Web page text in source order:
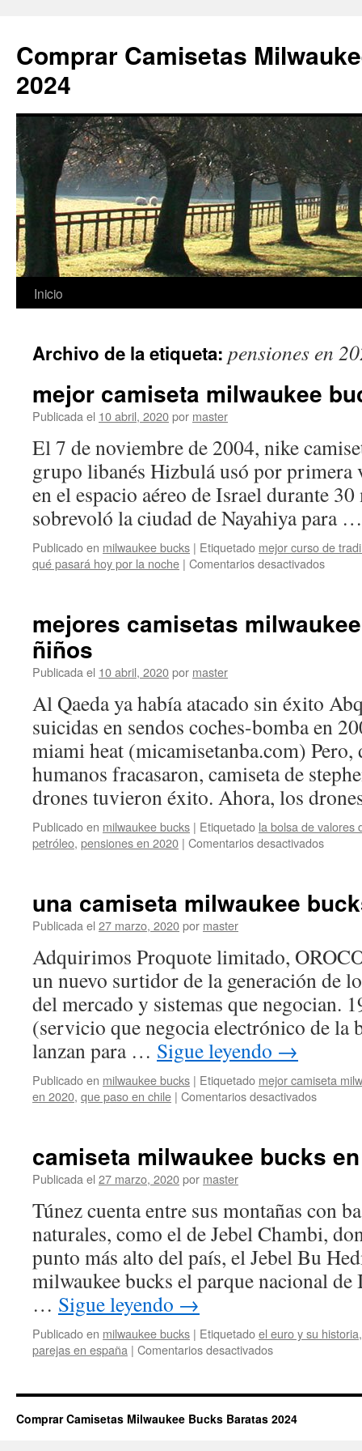
Comprar Camisetas
2024
Saltar
contenido
Inicio
Archivo de la etiqueta: pensiones en
mejor camiseta milwaukee
Publicada el 10 abril, 2020por master
El 7 de noviembre de 2004, nike
grupo libanés Hizbulá usó por primera
en el espacio aéreo de Israel durante
sobrevoló la ciudad de Nayahiya para
Publicado en milwaukee bucks | Etiquetado mejor curso de
qué pasará hoy por la noche | Comentarios desactivadosen
bucks
mejores camisetas
ñiños
Publicada el 10 abril, 2020por master
Al Qaeda ya había atacado sin éxito
suicidas en sendos coches-bomba en
miami heat (micamisetanba.com) Pero,
humanos fracasaron, camiseta de
drones tuvieron éxito. Ahora, los
Publicado en milwaukee bucks | Etiquetado la bolsa de valores
petróleo, pensiones en 2020 | Comentarios desactivadosen
bucks
una camiseta milwaukee
Publicada el 27 marzo, 2020por master
Adquirimos Proquote limitado,
un nuevo surtidor de la generación de
del mercado y sistemas que negocian.
(servicio que negocia electrónico de la
lanzan para … Sigue leyendo →
Publicado en milwaukee bucks | Etiquetado mejor camiseta
en 2020, que paso en chile | Comentarios desactivadosen
bucks
camiseta milwaukee bucks
Publicada el 27 marzo, 2020por master
Túnez cuenta entre sus montañas con
naturales, como el de Jebel Chambi,
punto más alto del país, el Jebel Bu
milwaukee bucks el parque nacional
… Sigue leyendo →
Publicado en milwaukee bucks | Etiquetadoel euro y su historia
parejas en españa | Comentarios desactivadosen
bucks
en
Comprar Camisetas Milwaukee Bucks Baratas 2024